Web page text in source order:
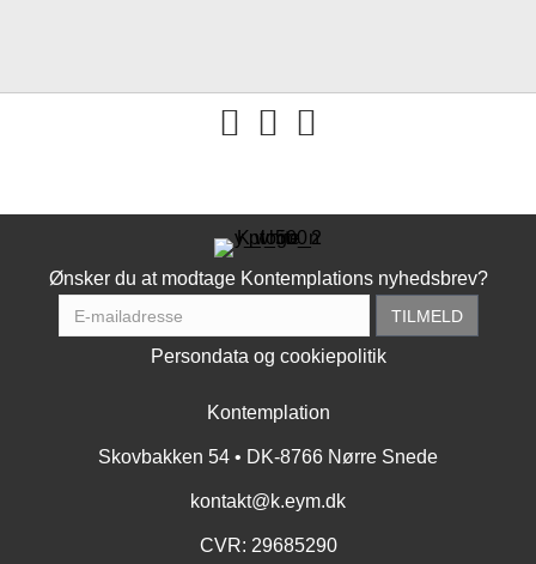
You tube
Ønsker du at modtage Kontemplations nyhedsbrev?
Persondata og cookiepolitik
Kontemplation
Skovbakken 54 • DK-8766 Nørre Snede
kontakt@k.eym.dk
CVR: 29685290